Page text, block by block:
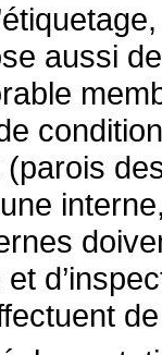
aussi